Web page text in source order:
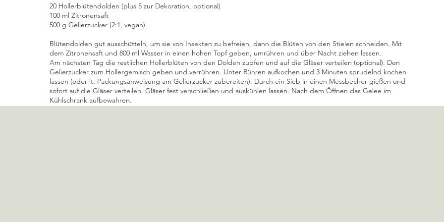
20 Hollerblütendolden (plus 5 zur Dekoration, optional)
100 ml Zitronensaft
500 g Gelierzucker (2:1, vegan)
Blütendolden gut ausschütteln, um sie von Insekten zu befreien, dann die Blüten von den Stielen schneiden. Mit
dem Zitronensaft und 800 ml Wasser in einen hohen Topf geben, umrühren und über Nacht ziehen lassen.
Am nächsten Tag die restlichen Hollerblüten von den Dolden zupfen und auf die Gläser verteilen (optional). Den
Gelierzucker zum Hollergemisch geben und verrühren. Unter Rühren aufkochen und 3 Minuten sprudelnd kochen
lassen (oder lt. Packungsanweisung am Gelierzucker zubereiten). Durch ein Sieb in einen Messbecher gießen und
sofort auf die Gläser verteilen. Gläser fest verschließen und auskühlen lassen. Nach dem Öffnen das Gelee im
Kühlschrank aufbewahren.